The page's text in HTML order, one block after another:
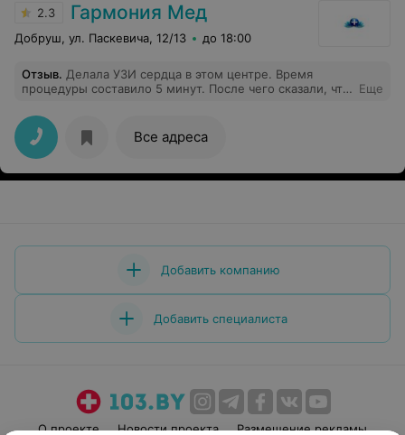
2.3 Гармония Мед
Добруш, ул. Паскевича, 12/13 до 18:00
Отзыв. Делала УЗИ сердца в этом центре. Время
процедуры составило 5 минут. После чего сказали, что
центрах находили всегда проблемы. И вопрос ещё
возникает: вот что можно было рассмотреть за 5
минут? При том, что нет медсестры, которая
фиксирует все данные.
Еще
Все адреса
Добавить компанию
Добавить специалиста
О проекте Новости проекта Размещение рекламы